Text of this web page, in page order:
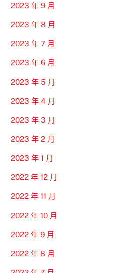
2023 年 9 月
2023 年 8 月
2023 年 7 月
2023 年 6 月
2023 年 5 月
2023 年 4 月
2023 年 3 月
2023 年 2 月
2023 年 1 月
2022 年 12 月
2022 年 11 月
2022 年 10 月
2022 年 9 月
2022 年 8 月